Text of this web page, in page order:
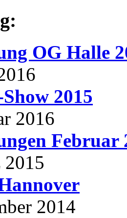
OG Halle
2015
2016
Februar
2015
2014